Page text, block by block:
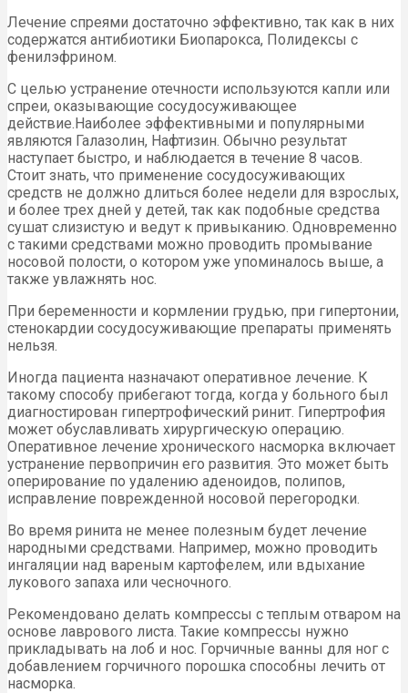
Лечение спреями достаточно эффективно, так как в них
содержатся антибиотики Биопарокса, Полидексы с
фенилэфрином.
С целью устранение отечности используются капли или
спреи, оказывающие сосудосуживающее
действие.Наиболее эффективными и популярными
являются Галазолин, Нафтизин. Обычно результат
наступает быстро, и наблюдается в течение 8 часов.
Стоит знать, что применение сосудосуживающих
средств не должно длиться более недели для взрослых,
и более трех дней у детей, так как подобные средства
сушат слизистую и ведут к привыканию. Одновременно
с такими средствами можно проводить промывание
носовой полости, о котором уже упоминалось выше, а
также увлажнять нос.
При беременности и кормлении грудью, при гипертонии,
стенокардии сосудосуживающие препараты применять
нельзя.
Иногда пациента назначают оперативное лечение. К
такому способу прибегают тогда, когда у больного был
диагностирован гипертрофический ринит. Гипертрофия
может обуславливать хирургическую операцию.
Оперативное лечение хронического насморка включает
устранение первопричин его развития. Это может быть
оперирование по удалению аденоидов, полипов,
исправление поврежденной носовой перегородки.
Во время ринита не менее полезным будет лечение
народными средствами. Например, можно проводить
ингаляции над вареным картофелем, или вдыхание
лукового запаха или чесночного.
Рекомендовано делать компрессы с теплым отваром на
основе лаврового листа. Такие компрессы нужно
прикладывать на лоб и нос. Горчичные ванны для ног с
добавлением горчичного порошка способны лечить от
насморка.